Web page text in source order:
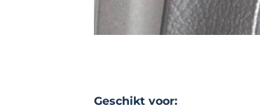
Geschikt voor: